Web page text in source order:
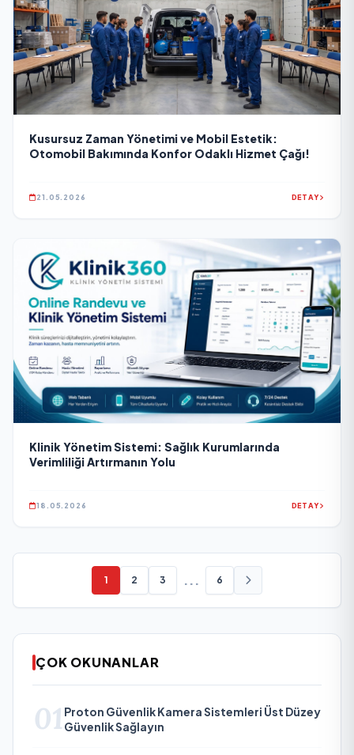
Kusursuz Zaman Yönetimi ve Mobil Estetik:
Otomobil Bakımında Konfor Odaklı Hizmet Çağı!
21.05.2026 DETAY
Klinik Yönetim Sistemi: Sağlık Kurumlarında
Verimliliği Artırmanın Yolu
18.05.2026 DETAY
1 2 3 ... 6
ÇOK OKUNANLAR
01 Proton Güvenlik Kamera Sistemleri Üst Düzey
Güvenlik Sağlayın